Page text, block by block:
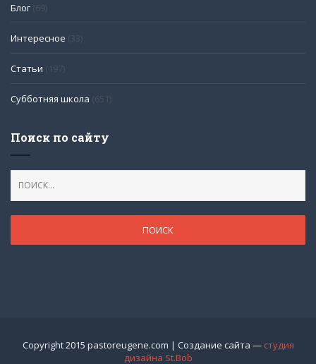
Блог (69)
Интересное (33)
Статьи (197)
Субботняя школа (651)
Поиск по сайту
Copyright 2015 pastoreugene.com | Создание сайта — студия
дизайна St.Bob